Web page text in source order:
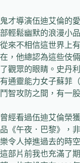
鬼才導演伍迪艾倫的
部輕鬆幽默的浪漫小
從來不相信這世界上
在，他總認為這些伎
了觀眾的眼睛。史丹
有通靈能力女子蘇菲
鬥智攻防之間，有一
曾經看過伍迪艾倫榮
品《午夜．巴黎》，
樂令人掉進過去的時
這部片前我也充滿了